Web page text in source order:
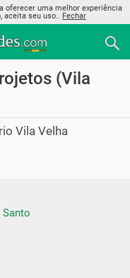
oferecer uma melhor experiência
aceita seu uso.. Fechar
(Vila
Vila Velha